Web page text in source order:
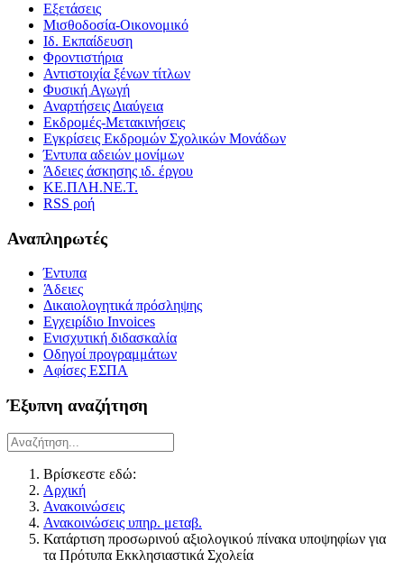
Εξετάσεις
Μισθοδοσία-Οικονομικό
Ιδ. Εκπαίδευση
Φροντιστήρια
Αντιστοιχία ξένων τίτλων
Φυσική Αγωγή
Αναρτήσεις Διαύγεια
Εκδρομές-Μετακινήσεις
Εγκρίσεις Εκδρομών Σχολικών Μονάδων
Έντυπα αδειών μονίμων
Άδειες άσκησης ιδ. έργου
ΚΕ.ΠΛΗ.ΝΕ.Τ.
RSS ροή
Αναπληρωτές
Έντυπα
Άδειες
Δικαιολογητικά πρόσληψης
Εγχειρίδιο Invoices
Ενισχυτική διδασκαλία
Οδηγοί προγραμμάτων
Αφίσες ΕΣΠΑ
Έξυπνη αναζήτηση
Βρίσκεστε εδώ:
Αρχική
Ανακοινώσεις
Ανακοινώσεις υπηρ. μεταβ.
Κατάρτιση προσωρινού αξιολογικού πίνακα υποψηφίων για
τα Πρότυπα Εκκλησιαστικά Σχολεία